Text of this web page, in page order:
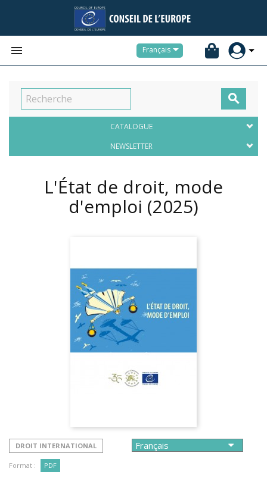
 Français

CATALOGUE
NEWSLETTER
L'État de droit, mode
d'emploi (2025)
DROIT INTERNATIONAL
Format : PDF